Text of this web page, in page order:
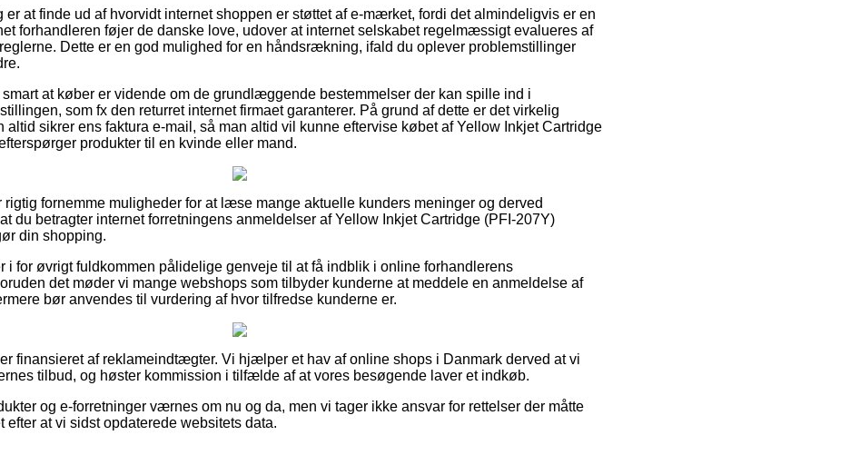
er at finde ud af hvorvidt internet shoppen er støttet af e-mærket, fordi det almindeligvis er en
forhandleren føjer de danske love, udover at internet selskabet regelmæssigt evalueres af
Dette er en god mulighed for en håndsrækning, ifald du oplever problemstillinger
smart at køber er vidende om de grundlæggende bestemmelser der kan spille ind i
som fx den returret internet firmaet garanterer. På grund af dette er det virkelig
altid sikrer ens faktura e-mail, så man altid vil kunne eftervise købet af Yellow Inkjet Cartridge
produkter til en kvinde eller mand.
rigtig fornemme muligheder for at læse mange aktuelle kunders meninger og derved
du betragter internet forretningens anmeldelser af Yellow Inkjet Cartridge (PFI-207Y)
din shopping.
i for øvrigt fuldkommen pålidelige genveje til at få indblik i online forhandlerens
det møder vi mange webshops som tilbyder kunderne at meddele en anmeldelse af
bør anvendes til vurdering af hvor tilfredse kunderne er.
finansieret af reklameindtægter. Vi hjælper et hav af online shops i Danmark derved at vi
tilbud, og høster kommission i tilfælde af at vores besøgende laver et indkøb.
og e-forretninger værnes om nu og da, men vi tager ikke ansvar for rettelser der måtte
at vi sidst opdaterede websitets data.